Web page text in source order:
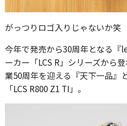
がっつりロゴ入りじゃないか笑
今年で発売から30周年となる
ーカー「LCS R」シリーズから
業50周年を迎える『天下一品』
「LCS R800 Z1 TI」。